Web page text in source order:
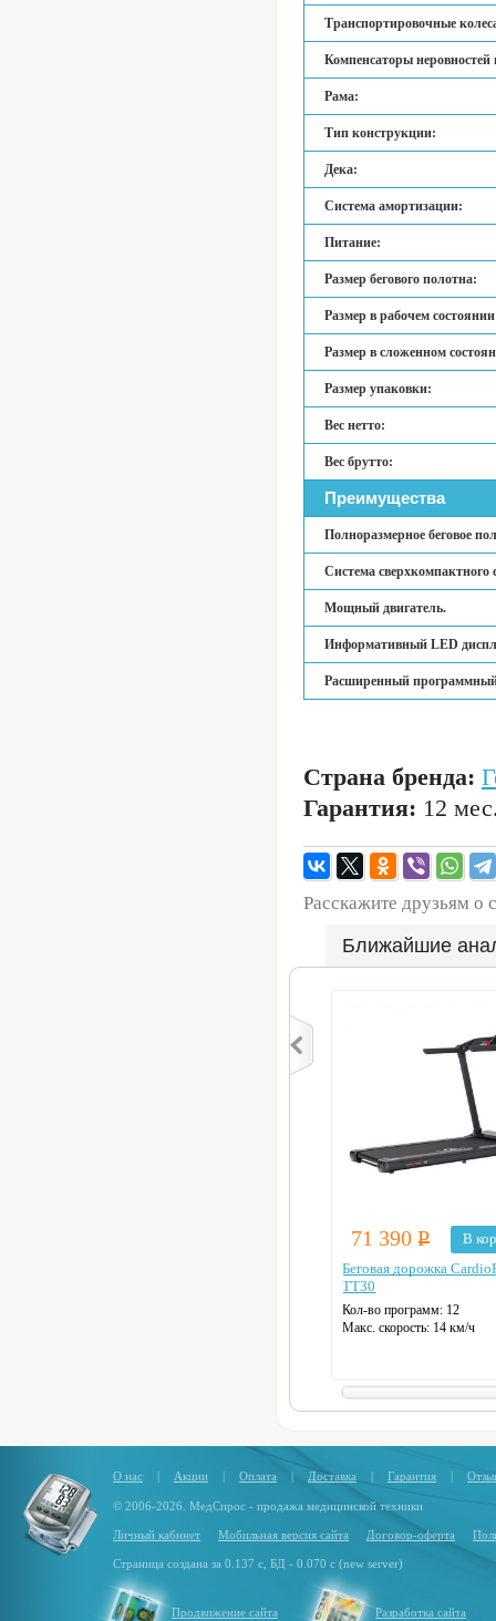
Транспортировочные
Компенсаторы неровностей
Рама:
Тип конструкции:
Дека:
Система амортизации:
Питание:
Размер бегового полотна:
Размер в рабочем
Размер в сложенном
Размер упаковки:
Вес нетто:
Вес брутто:
Преимущества
Полноразмерное беговое
Система сверхкомпактного
Мощный двигатель.
Информативный LED
Расширенный
Страна бренда:
Гарантия: 12
Расскажите друзьям о
Ближайшие
71 390Р
В
Беговая дорожка
TT30
Кол-во программ: 12
Макс. скорость: 14 км/ч
Макс. нагрузка: 120 кг
Датчики пульса
Регулировка угла наклона
Цвет: черный
О нас | Акции | Оплата | Доставка | Гарантия |
© 2006-2026. МедСпрос - продажа медицинской техники
Личный кабинет Мобильная версия сайта Договор-оферта
Страница создана за 0.137 с, БД - 0.070 с (new server)
Продвижение сайта Разработка сайта